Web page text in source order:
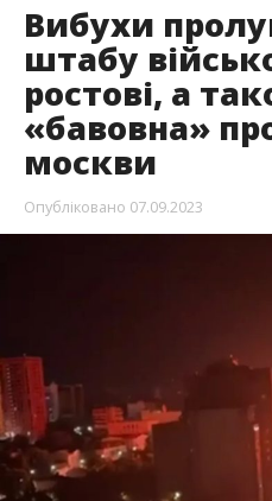
Вибухи
штабу
ростові, а
«бавовна»
москви
Опубліковано 07.09.2023